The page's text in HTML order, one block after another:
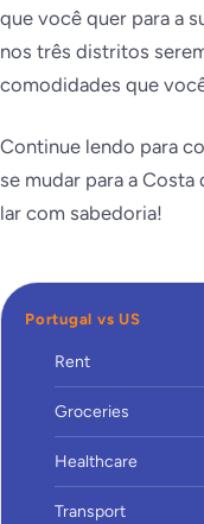
que você quer para a
nos três distritos
comodidades que
Continue lendo para
se mudar para a
lar com sabedoria!
Portugal vs US
Rent
Groceries
Healthcare
Transport